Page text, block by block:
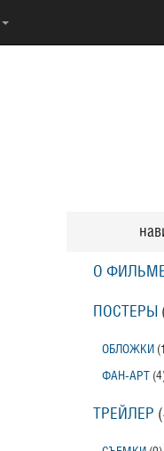
О
ПОСТЕРЫ
ОБЛОЖКИ
ФАН-АРТ
ТРЕЙЛЕР